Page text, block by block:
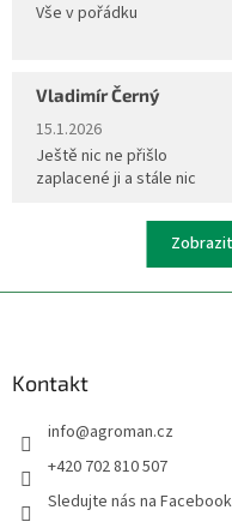
Vše v pořádku
Vladimír Černý
Hodnocení obchodu je 5 z
15.1.2026
Ještě nic ne přišlo
zaplacené ji a stále nic
Kontakt
info@agroman.cz
+420 702 810 507
Sledujte nás na